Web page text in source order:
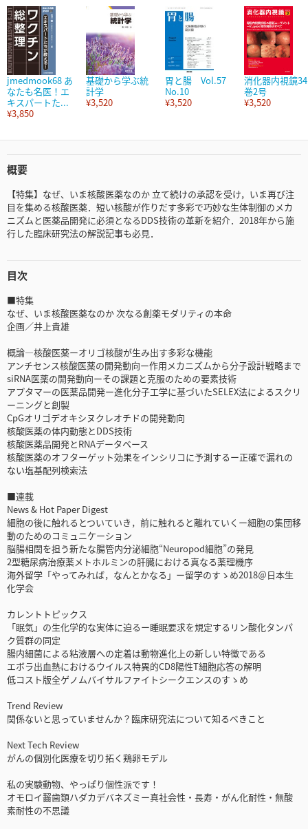
jmedmook68 あ
なたも名医！エ
キスパートた...
¥3,850
基礎から学ぶ統
計学
¥3,520
胃と腸 Vol.57
No.10
¥3,520
消化器内視鏡34
巻2号
¥3,520
概要
【特集】なぜ、いま核酸医薬なのか 立て続けの承認を受け，いま再び注
目を集める核酸医薬．短い核酸が作りだす多彩で巧妙な生体制御のメカ
ニズムと医薬品開発に必須となるDDS技術の革新を紹介．2018年から施
行した臨床研究法の解説記事も必見．
目次
■特集
なぜ、いま核酸医薬なのか 次なる創薬モダリティの本命
企画／井上貴雄
概論―核酸医薬ーオリゴ核酸が生み出す多彩な機能
アンチセンス核酸医薬の開発動向ー作用メカニズムから分子設計戦略まで
siRNA医薬の開発動向ーその課題と克服のための要素技術
アプタマーの医薬品開発ー進化分子工学に基づいたSELEX法によるスクリ
ーニングと創製
CpGオリゴデオキシヌクレオチドの開発動向
核酸医薬の体内動態とDDS技術
核酸医薬品開発とRNAデータベース
核酸医薬のオフターゲット効果をインシリコに予測するー正確で漏れの
ない塩基配列検索法
■連載
News & Hot Paper Digest
細胞の後に触れるとついていき，前に触れると離れていくー細胞の集団移
動のためのコミュニケーション
脳腸相関を担う新たな腸管内分泌細胞“Neuropod細胞”の発見
2型糖尿病治療薬メトホルミンの肝臓における真なる薬理機序
海外留学「やってみれば，なんとかなる」ー留学のすゝめ2018＠日本生
化学会
カレントトピックス
「眠気」の生化学的な実体に迫るー睡眠要求を規定するリン酸化タンパ
ク質群の同定
腸内細菌による粘液層への定着は動物進化上の新しい特徴である
エボラ出血熱におけるウイルス特異的CD8陽性T細胞応答の解明
低コスト版全ゲノムバイサルファイトシークエンスのすゝめ
Trend Review
関係ないと思っていませんか？臨床研究法について知るべきこと
Next Tech Review
がんの個別化医療を切り拓く鶏卵モデル
私の実験動物、やっぱり個性派です！
オモロイ齧歯類ハダカデバネズミー真社会性・長寿・がん化耐性・無酸
素耐性の不思議